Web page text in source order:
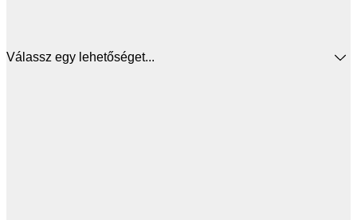
Válassz egy lehetőséget...